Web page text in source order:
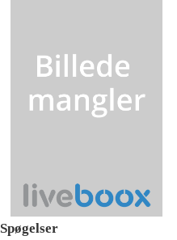
Spøgelser